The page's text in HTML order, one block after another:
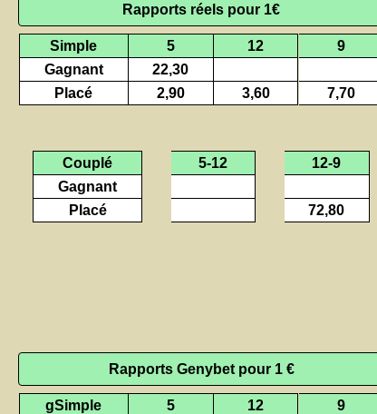
Rapports réels pour 1€
Simple 5 12
9
Gagnant
22,30
Placé
2,90 3,60 7,70
Couplé 5-12
12-9
Gagnant
Placé
72,80
Rapports Genybet pour 1 €
gSimple 5 12
9